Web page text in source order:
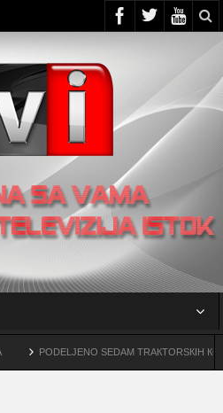
PODELJENO SEDAM TRAКTORSКIH